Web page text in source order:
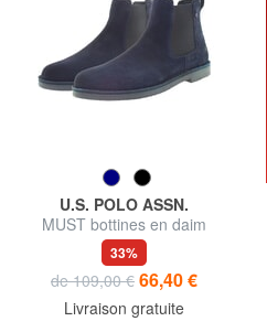
U.S. POLO ASSN.
MUST bottines en daim
33%
de 109,00 € 66,40 €
Livraison gratuite